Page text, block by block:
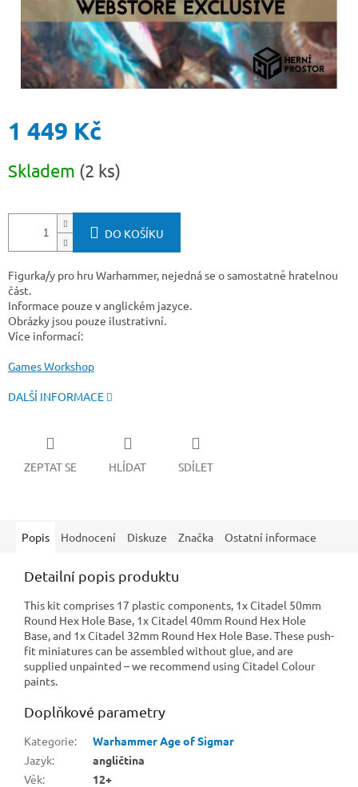
1 449 Kč
cena:
Skladem (2 ks)
DO KOŠÍKU
Figurka/y pro hru Warhammer, nejedná se o samostatně hratelnou
část.
Informace pouze v anglickém jazyce.
Obrázky jsou pouze ilustrativní.
Více informací:
Games Workshop
DALŠÍ INFORMACE
ZEPTAT SE HLÍDAT SDÍLET
Popis Hodnocení Diskuze Značka Ostatní informace
Detailní popis produktu
This kit comprises 17 plastic components, 1x Citadel 50mm
Round Hex Hole Base, 1x Citadel 40mm Round Hex Hole
Base, and 1x Citadel 32mm Round Hex Hole Base. These push-
fit miniatures can be assembled without glue, and are
supplied unpainted – we recommend using Citadel Colour
paints.
Doplňkové parametry
Kategorie:
Warhammer Age of Sigmar
Jazyk:
angličtina
Věk:
12+